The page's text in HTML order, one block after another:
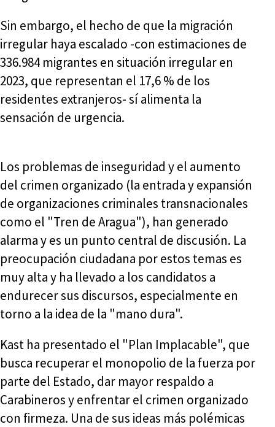
Sin embargo, el hecho de que la migración
irregular haya escalado -con estimaciones de
336.984 migrantes en situación irregular en
2023, que representan el 17,6 % de los
residentes extranjeros- sí alimenta la
sensación de urgencia.
Los problemas de inseguridad y el aumento
del crimen organizado (la entrada y expansión
de organizaciones criminales transnacionales
como el "Tren de Aragua"), han generado
alarma y es un punto central de discusión. La
preocupación ciudadana por estos temas es
muy alta y ha llevado a los candidatos a
endurecer sus discursos, especialmente en
torno a la idea de la "mano dura".
Kast ha presentado el "Plan Implacable", que
busca recuperar el monopolio de la fuerza por
parte del Estado, dar mayor respaldo a
Carabineros y enfrentar el crimen organizado
con firmeza. Una de sus ideas más polémicas